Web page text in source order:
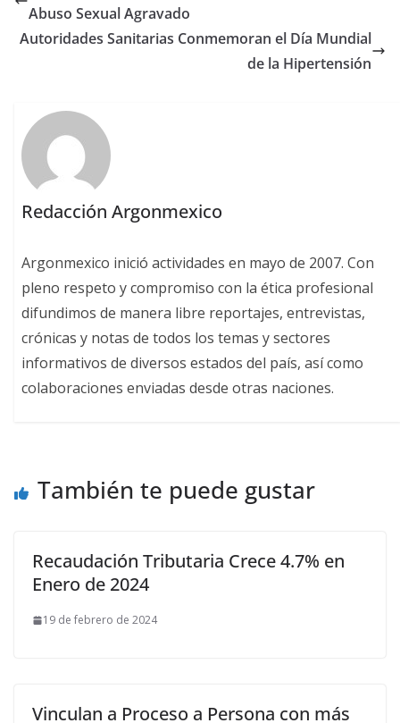
Abuso Sexual Agravado
Autoridades Sanitarias Conmemoran el Día Mundial
de la Hipertensión
Redacción Argonmexico
Argonmexico inició actividades en mayo de 2007. Con
pleno respeto y compromiso con la ética profesional
difundimos de manera libre reportajes, entrevistas,
crónicas y notas de todos los temas y sectores
informativos de diversos estados del país, así como
colaboraciones enviadas desde otras naciones.
También te puede gustar
Recaudación Tributaria Crece 4.7% en
Enero de 2024
19 de febrero de 2024
Vinculan a Proceso a Persona con más